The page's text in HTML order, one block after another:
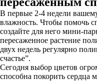
В первые 2-4 недели
влажность. Чтобы помочь
создайте для него мини-
пересаженное растение
двух недель регулярно
счастье”.
Сегодня выбор цветов
способна покорить